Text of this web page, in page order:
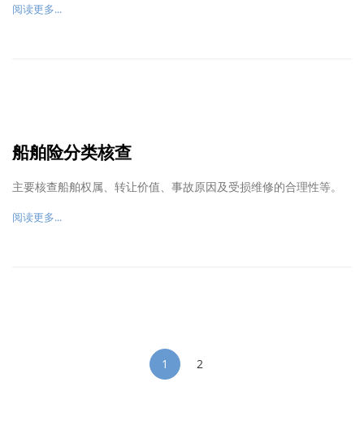
阅读更多...
船舶险分类核查
主要核查船舶权属、转让价值、事故原因及受损维修的合理性等。
阅读更多...
1 2